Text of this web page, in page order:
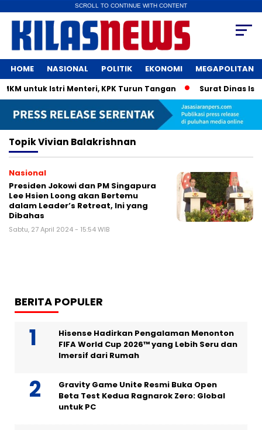
SCROLL TO CONTINUE WITH CONTENT
HOME NASIONAL POLITIK EKONOMI MEGAPOLITAN
untuk Istri Menteri, KPK Turun Tangan Surat Dinas Istri
TopikVivian Balakrishnan
Nasional
Presiden Jokowi dan PM Singapura
Lee Hsien Loong akan Bertemu
dalam Leader’s Retreat, Ini yang
Dibahas
Sabtu, 27 April 2024 - 15:54 WIB
BERITA POPULER
Hisense Hadirkan Pengalaman Menonton
FIFA World Cup 2026™ yang Lebih Seru dan
Imersif dari Rumah
Gravity Game Unite Resmi Buka Open
Beta Test Kedua Ragnarok Zero: Global
untuk PC